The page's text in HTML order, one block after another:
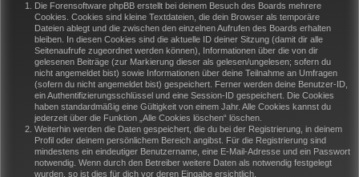
Die Forensoftware phpBB erstellt bei deinem Besuch des Boards mehrere
Cookies. Cookies sind kleine Textdateien, die dein Browser als temporäre
Dateien ablegt und die zwischen den einzelnen Aufrufen des Boards erhalten
bleiben. In diesen Cookies sind die aktuelle ID deiner Sitzung (damit dir alle
Seitenaufrufe zugeordnet werden können), Informationen über die von dir
gelesenen Beiträge (zur Markierung dieser als gelesen/ungelesen; sofern du
nicht angemeldet bist) sowie Informationen über deine Teilnahme an Umfragen
(sofern du nicht angemeldet bist) gespeichert. Ferner werden deine Benutzer-ID,
ein Authentifizierungsschlüssel und eine Session-ID gespeichert. Die Cookies
haben standardmäßig eine Gültigkeit von einem Jahr. Alle Cookies kannst du
jederzeit über die Funktion „Alle Cookies löschen“ löschen.
Weiterhin werden die Daten gespeichert, die du bei der Registrierung, in deinem
Profil oder deinem persönlichem Bereich angibst. Für die Registrierung sind
mindestens ein eindeutiger Benutzername, eine E-Mail-Adresse und ein Passwort
notwendig. Wenn durch den Betreiber weitere Daten als notwendig festgelegt
wurden, so ist dies für dich vor deren Eingabe ersichtlich.